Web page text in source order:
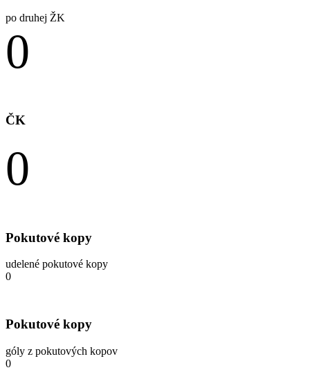
po druhej ŽK
0
ČK
0
Pokutové kopy
udelené pokutové kopy
0
Pokutové kopy
góly z pokutových kopov
0